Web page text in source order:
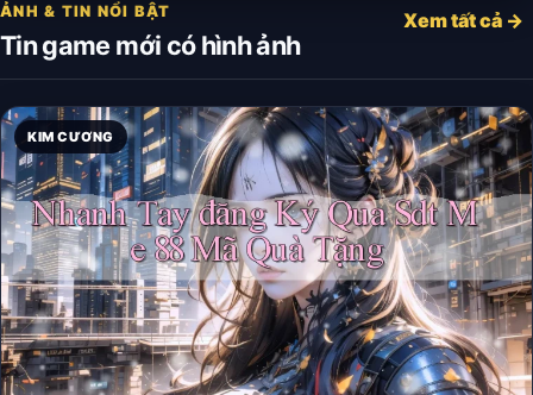
ẢNH & TIN NỔI BẬT
Tin game mới có hình ảnh
Xem tất cả →
KIM CƯƠNG